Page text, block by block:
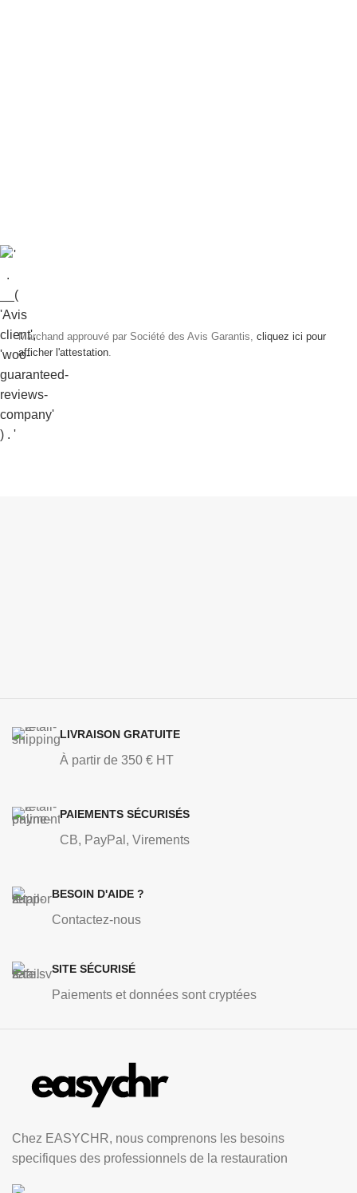
Marchand approuvé par Société des Avis Garantis, cliquez ici pour
afficher l'attestation.
LIVRAISON GRATUITE
À partir de 350 € HT
PAIEMENTS SÉCURISÉS
CB, PayPal, Virements
BESOIN D'AIDE ?
Contactez-nous
SITE SÉCURISÉ
Paiements et données sont cryptées
Chez EASYCHR, nous comprenons les besoins
specifiques des professionnels de la restauration